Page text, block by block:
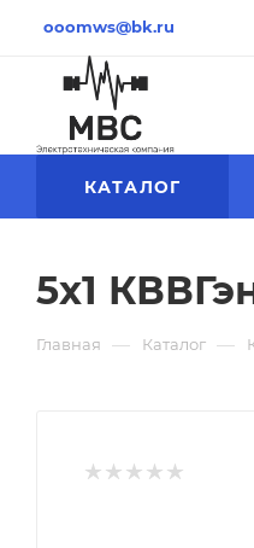
ooomws@bk.ru
КАТАЛОГ
5х1
Главная — Каталог —